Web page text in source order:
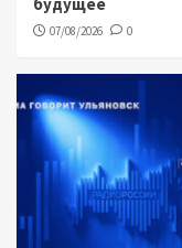
07/08/2026 0